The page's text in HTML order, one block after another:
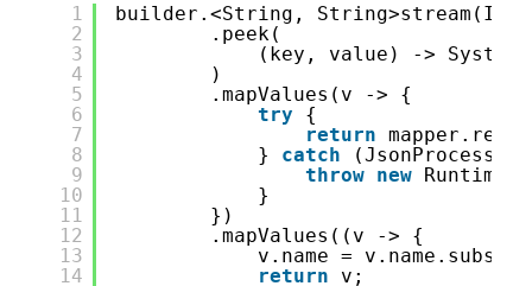
1
2
3
4
5
6
7
8
9
10
11
12
13
14
builder.<String,
.peek(
(key, value) ->
)
.mapValues(v -> {
try
{
return
} catch
throw new
}
})
.mapValues((v -> {
v.name =
return
v;